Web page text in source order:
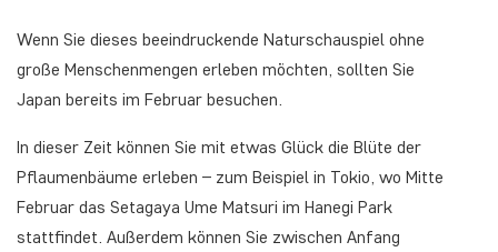
Wenn Sie dieses beeindruckende Naturschauspiel ohne
große Menschenmengen erleben möchten, sollten Sie
Japan bereits im Februar besuchen.
In dieser Zeit können Sie mit etwas Glück die Blüte der
Pflaumenbäume erleben – zum Beispiel in Tokio, wo Mitte
Februar das Setagaya Ume Matsuri im Hanegi Park
stattfindet. Außerdem können Sie zwischen Anfang